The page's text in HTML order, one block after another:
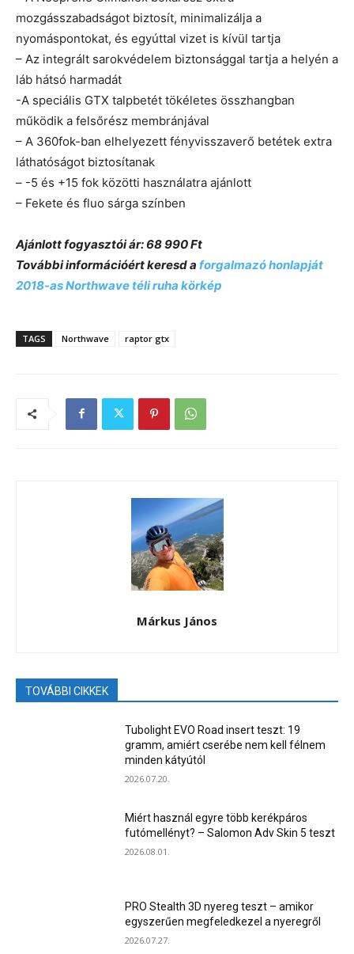
mozgásszabadságot biztosít, minimalizálja a
nyomáspontokat, és egyúttal vizet is kívül tartja
– Az integrált sarokvédelem biztonsággal tartja a helyén a
láb hátsó harmadát
-A speciális GTX talpbetét tökéletes összhangban
működik a felsőrész membránjával
– A 360fok-ban elhelyezett fényvisszaverő betétek extra
láthatóságot biztosítanak
– -5 és +15 fok közötti használatra ajánlott
– Fekete és fluo sárga színben
Ajánlott fogyasztói ár: 68 990 Ft
További információért keresd a forgalmazó honlapját
2018-as Northwave téli ruha körkép
TAGS Northwave raptor gtx
Márkus János
TOVÁBBI CIKKEK
Tubolight EVO Road insert teszt: 19
gramm, amiért cserébe nem kell félnem
minden kátyútól
2026.07.20.
Miért használ egyre több kerékpáros
futómellényt? – Salomon Adv Skin 5 teszt
2026.08.01.
PRO Stealth 3D nyereg teszt – amikor
egyszerűen megfeledkezel a nyeregről
2026.07.27.